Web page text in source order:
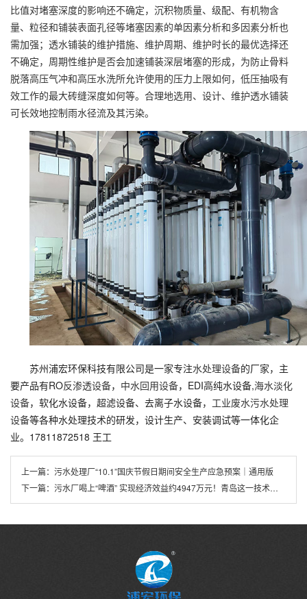
比值对堵塞深度的影响还不确定，沉积物质量、级配、有机物含
量、粒径和铺装表面孔径等堵塞因素的单因素分析和多因素分析也
需加强；透水铺装的维护措施、维护周期、维护时长的最优选择还
不确定，周期性维护是否会加速铺装深层堵塞的形成，为防止骨料
脱落高压气冲和高压水洗所允许使用的压力上限如何，低压抽吸有
效工作的最大砖缝深度如何等。合理地选用、设计、维护透水铺装
可长效地控制雨水径流及其污染。
苏州浦宏环保科技有限公司是一家专注水处理设备的厂家，主
要产品有RO反渗透设备， 中水回用设备，EDI高纯水设备,海水淡化
设备，软化水设备，超滤设备、去离子水设备， 工业废水污水处理
设备等各种水处理技术的研发，设计生产、安装调试等一体化企
业。17811872518 王工
上一篇： 污水处理厂“10.1”国庆节假日期间安全生产应急预案｜通用版
下一篇： 污水厂喝上“啤酒” 实现经济效益约4947万元！青岛这一技术达国际领先水平